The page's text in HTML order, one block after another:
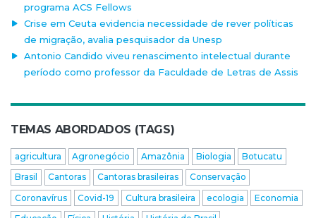
programa ACS Fellows
Crise em Ceuta evidencia necessidade de rever políticas
de migração, avalia pesquisador da Unesp
Antonio Candido viveu renascimento intelectual durante
período como professor da Faculdade de Letras de Assis
TEMAS ABORDADOS (TAGS)
agricultura Agronegócio Amazônia Biologia
Botucatu
Brasil
Cantoras Cantoras brasileiras
Conservação
Coronavírus
Covid-19 Cultura brasileira ecologia
Economia